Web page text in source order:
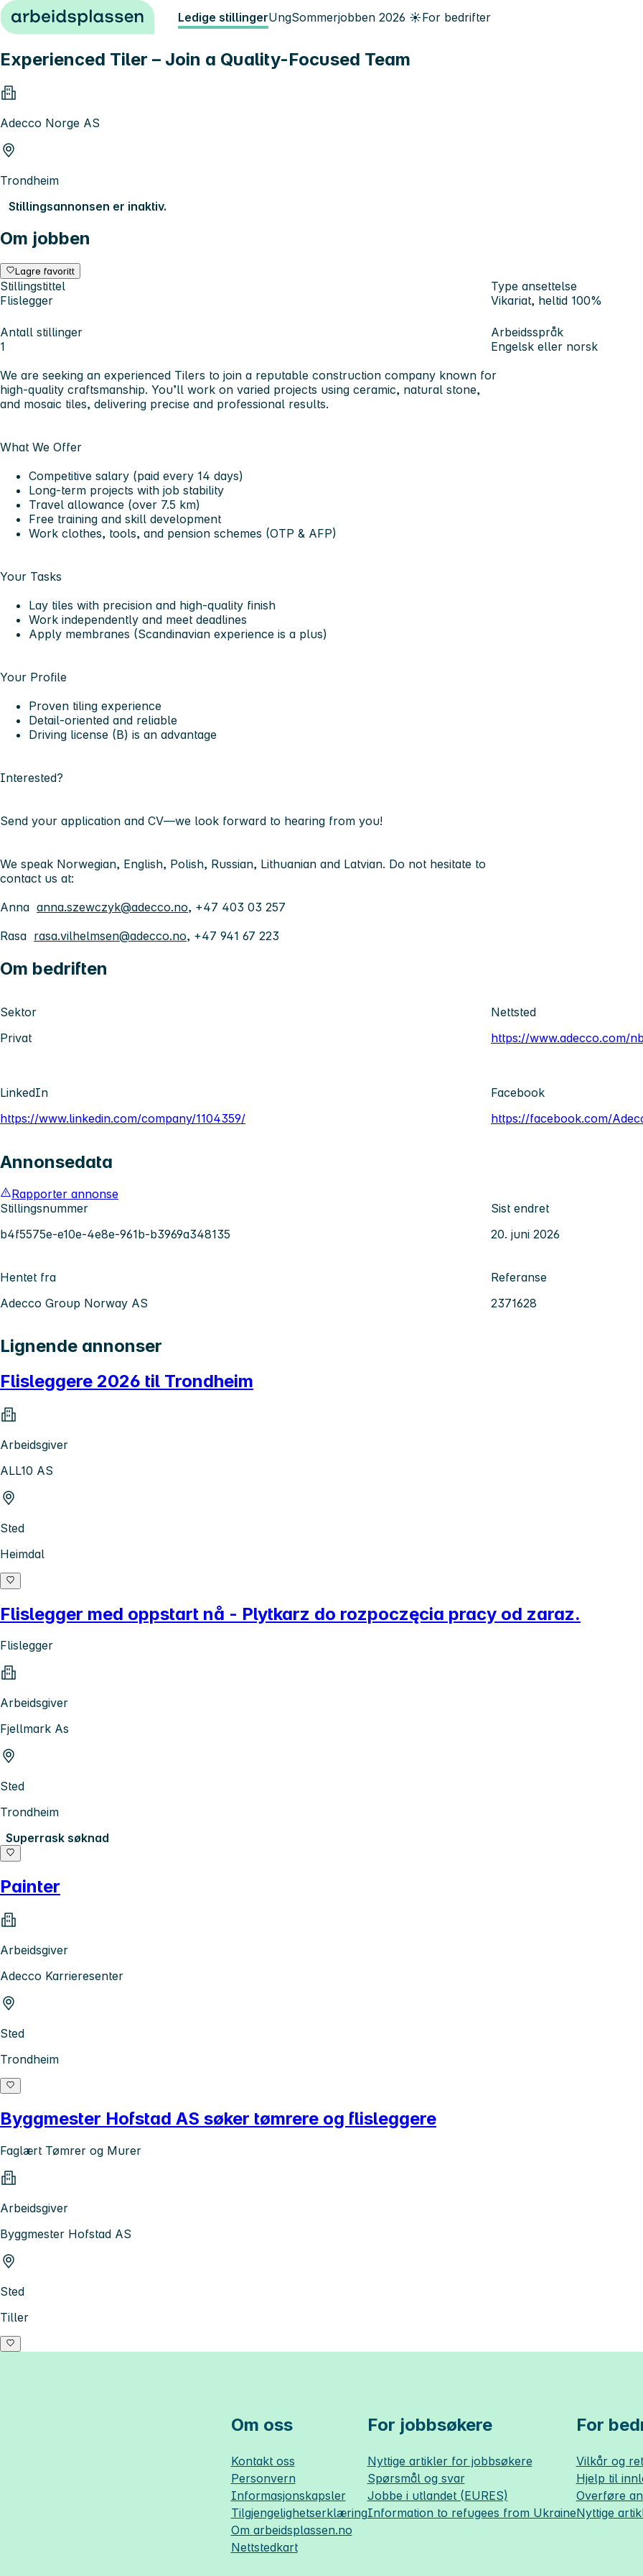
Hopp til innhold Ledige stillingerUngSommerjobben 2026 ☀️For bedrifter
Experienced Tiler – Join a Quality-Focused Team
Adecco Norge AS
Trondheim
Stillingsannonsen er inaktiv.
Om jobben
Lagre favoritt
Stillingstittel
Flislegger
Type ansettelse
Vikariat, heltid 100%
Antall stillinger
1
Arbeidsspråk
Engelsk eller norsk
We are seeking an experienced Tilers to join a reputable construction company known for
high-quality craftsmanship. You’ll work on varied projects using ceramic, natural stone,
and mosaic tiles, delivering precise and professional results.
What We Offer
Competitive salary (paid every 14 days)
Long-term projects with job stability
Travel allowance (over 7.5 km)
Free training and skill development
Work clothes, tools, and pension schemes (OTP & AFP)
Your Tasks
Lay tiles with precision and high-quality finish
Work independently and meet deadlines
Apply membranes (Scandinavian experience is a plus)
Your Profile
Proven tiling experience
Detail-oriented and reliable
Driving license (B) is an advantage
Interested?
Send your application and CV—we look forward to hearing from you!
We speak Norwegian, English, Polish, Russian, Lithuanian and Latvian. Do not hesitate to
contact us at:
Anna anna.szewczyk@adecco.no, +47 403 03 257
Rasa rasa.vilhelmsen@adecco.no, +47 941 67 223
Om bedriften
Sektor
Privat
Nettsted
https://www.adecco.com/
LinkedIn
https://www.linkedin.com/company/1104359/
Facebook
https://facebook.com/
Annonsedata
Rapporter annonse
Stillingsnummer
b4f5575e-e10e-4e8e-961b-b3969a348135
Sist endret
20. juni 2026
Hentet fra
Adecco Group Norway AS
Referanse
2371628
Lignende annonser
Flisleggere 2026 til Trondheim
Arbeidsgiver
ALL10 AS
Sted
Heimdal
Flislegger med oppstart nå - Plytkarz do rozpoczęcia pracy od zaraz.
Flislegger
Arbeidsgiver
Fjellmark As
Sted
Trondheim
Superrask søknad
Painter
Arbeidsgiver
Adecco Karrieresenter
Sted
Trondheim
Byggmester Hofstad AS søker tømrere og flisleggere
Faglært Tømrer og Murer
Arbeidsgiver
Byggmester Hofstad AS
Sted
Tiller
Om oss
Kontakt oss
Personvern
Informasjonskapsler
Tilgjengelighetserklæring
Om arbeidsplassen.no
Nettstedkart
For jobbsøkere
Nyttige artikler for jobbsøkere
Spørsmål og svar
Jobbe i utlandet (EURES)
Information to refugees from Ukraine
For
Vilkår og
Hjelp til
Overføre
Nyttige